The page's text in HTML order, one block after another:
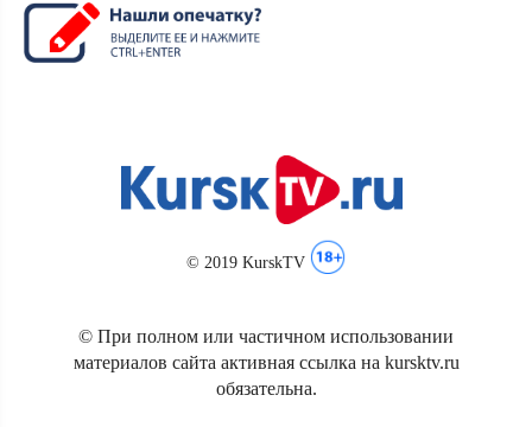
© 2019 KurskTV
© При полном или частичном использовании
материалов сайта активная ссылка на kursktv.ru
обязательна.